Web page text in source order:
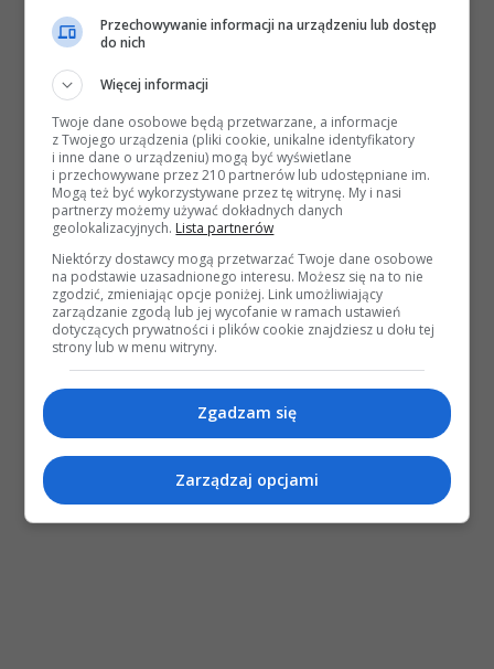
Przechowywanie informacji na urządzeniu lub dostęp
do nich
Więcej informacji
Twoje dane osobowe będą przetwarzane, a informacje
z Twojego urządzenia (pliki cookie, unikalne identyfikatory
i inne dane o urządzeniu) mogą być wyświetlane
i przechowywane przez 210 partnerów lub udostępniane im.
Mogą też być wykorzystywane przez tę witrynę. My i nasi
partnerzy możemy używać dokładnych danych
geolokalizacyjnych. Lista partnerów
Niektórzy dostawcy mogą przetwarzać Twoje dane osobowe
na podstawie uzasadnionego interesu. Możesz się na to nie
zgodzić, zmieniając opcje poniżej. Link umożliwiający
zarządzanie zgodą lub jej wycofanie w ramach ustawień
dotyczących prywatności i plików cookie znajdziesz u dołu tej
strony lub w menu witryny.
Zgadzam się
Zarządzaj opcjami